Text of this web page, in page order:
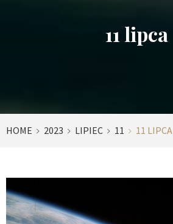
11 lipca
HOME 2023 LIPIEC 11 11 LIPCA